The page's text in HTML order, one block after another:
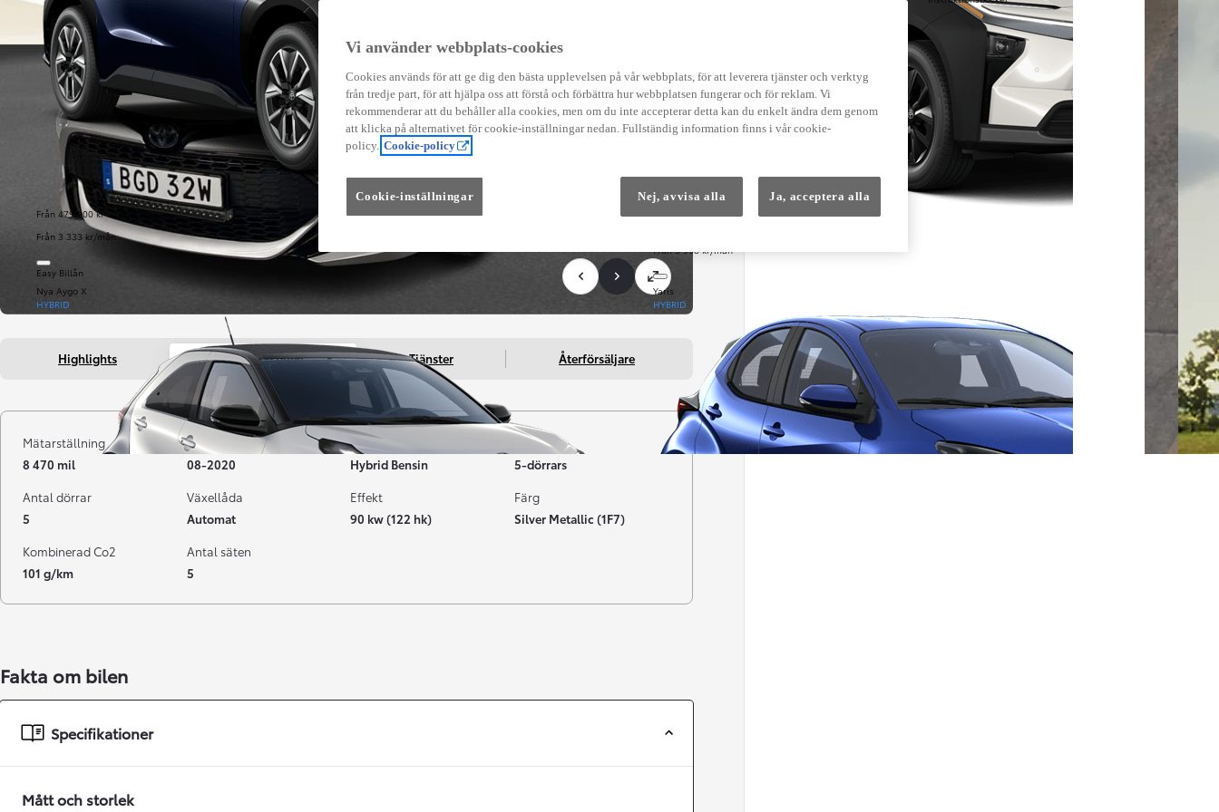
Från 479 900 kr
Från 3 333 kr/mån
Easy Billån
Från 3 958 kr/mån
Nya Aygo X
HYBRID
Från 238 900 kr
Easy Billån
Yaris
HYBRID
Easy Billån
GR Yaris
Highlights Fakta om bilen Tjänster Återförsäljare
Mätarställning
8 470 mil
Registrerad
08-2020
Bränsle
Hybrid Bensin
Typ av bil
5-dörrars
Antal dörrar
5
Växellåda
Automat
Effekt
90 kw (122 hk)
Färg
Silver Metallic (1F7)
Kombinerad Co2
101 g/km
Antal säten
5
Fakta om bilen
Specifikationer
Mått och storlek
Vi använder webbplats-cookies
Cookies används för att ge dig den bästa upplevelsen på vår webbplats, för att leverera tjänster och verktyg
från tredje part, för att hjälpa oss att förstå och förbättra hur webbplatsen fungerar och för reklam. Vi
rekommenderar att du behåller alla cookies, men om du inte accepterar detta kan du enkelt ändra dem genom
att klicka på alternativet för cookie-inställningar nedan. Fullständig information finns i vår cookie-
policy. Cookie-policy
Cookie-inställningar Nej, avvisa alla Ja, acceptera alla